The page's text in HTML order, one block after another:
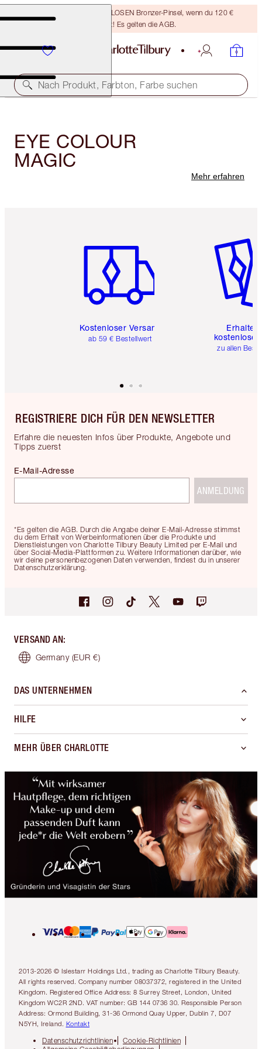
Sichere dir einen KOSTENLOSEN Bronzer-Pinsel, wenn du 120 €
ausgibst! Es gelten die AGB.
Nach Produkt, Farbton, Farbe suchen
EYE COLOUR
MAGIC
Mehr erfahren
Kostenloser Versand
ab 59 € Bestellwert
Erhalte
kostenlose
zu allen
REGISTRIERE DICH FÜR DEN NEWSLETTER
Erfahre die neuesten Infos über Produkte, Angebote und
Tipps zuerst
*Es gelten die AGB. Durch die Angabe deiner E-Mail-Adresse stimmst
du dem Erhalt von Werbeinformationen über die Produkte und
Dienstleistungen von Charlotte Tilbury Beauty Limited per E-Mail und
über Social-Media-Plattformen zu. Weitere Informationen darüber, wie
wir deine personenbezogenen Daten verwenden, findest du in unserer
Datenschutzerklärung.
E-Mail-Adresse
ANMELDUNG
VERSAND AN:
Germany (EUR €)
DAS UNTERNEHMEN
HILFE
MEHR ÜBER CHARLOTTE
2013-2026 © Islestarr Holdings Ltd., trading as Charlotte Tilbury Beauty.
All rights reserved. Company number 08037372, registered in the United
Kingdom. Registered Office Address: 8 Surrey Street, London, United
Kingdom WC2R 2ND. VAT number: GB 144 0736 30. Responsible Person
Address: Ormond Building, 31-36 Ormond Quay Upper, Dublin 7, D07
N5YH, Ireland. Kontakt
Datenschutzrichtlinien
Cookie-Richtlinien